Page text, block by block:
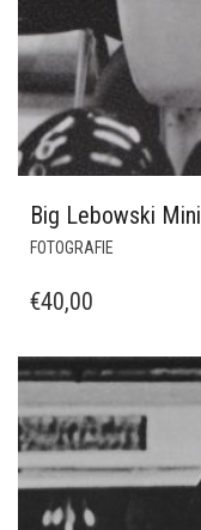
Big Lebowski Mini
FOTOGRAFIE
€40,00